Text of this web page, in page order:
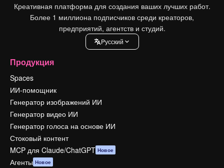
Креативная платформа для создания ваших лучших работ.
Более 1 миллиона подписчиков среди креаторов,
предприятий, агентств и студий.
Pусский
Продукция
Spaces
ИИ-помощник
Генератор изображений ИИ
Генератор видео ИИ
Генератор голоса на основе ИИ
Стоковый контент
MCP для Claude/ChatGPT Новое
Агенты Новое